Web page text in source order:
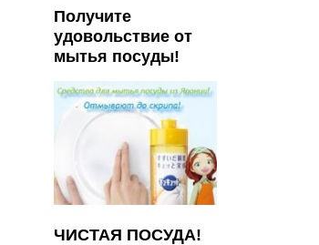
Получите
удовольствие от
мытья посуды!
ЧИСТАЯ ПОСУДА!